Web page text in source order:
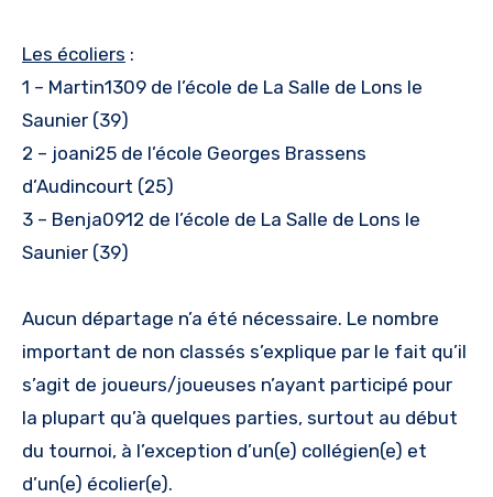
Les écoliers :
1 – Martin1309 de l’école de La Salle de Lons le
Saunier (39)
2 – joani25 de l’école Georges Brassens
d’Audincourt (25)
3 – Benja0912 de l’école de La Salle de Lons le
Saunier (39)
Aucun départage n’a été nécessaire. Le nombre
important de non classés s’explique par le fait qu’il
s’agit de joueurs/joueuses n’ayant participé pour
la plupart qu’à quelques parties, surtout au début
du tournoi, à l’exception d’un(e) collégien(e) et
d’un(e) écolier(e).